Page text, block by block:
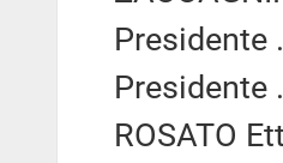
Presidente
Presidente
ROSATO